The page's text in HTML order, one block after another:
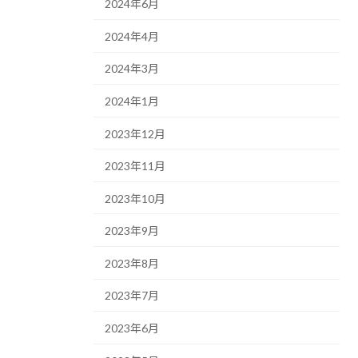
2024年6月
2024年4月
2024年3月
2024年1月
2023年12月
2023年11月
2023年10月
2023年9月
2023年8月
2023年7月
2023年6月